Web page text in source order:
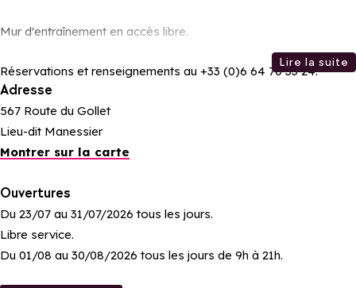
Mur d'entraînement en accès libre.
Réservations et renseignements au +33 (0)6 64 70 33 24.
Lire la suite
Adresse
567 Route du Gollet
Lieu-dit Manessier
Montrer sur la carte
Ouvertures
Du 23/07 au 31/07/2026 tous les jours.
Libre service.
Du 01/08 au 30/08/2026 tous les jours de 9h à 21h.